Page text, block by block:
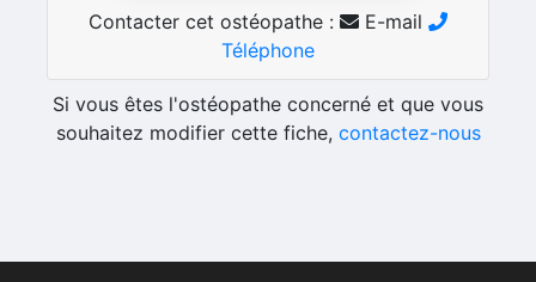
Contacter cet ostéopathe :
E-mail
Téléphone
Si vous êtes l'ostéopathe concerné et que vous
souhaitez modifier cette fiche, contactez-nous